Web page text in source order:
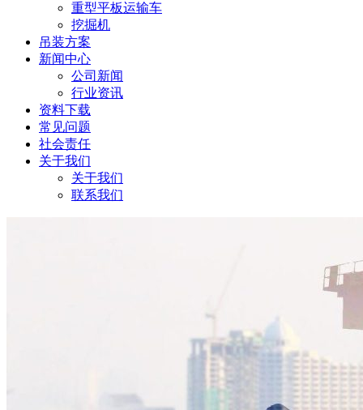
重型平板运输车
挖掘机
吊装方案
新闻中心
公司新闻
行业资讯
资料下载
常见问题
社会责任
关于我们
关于我们
联系我们